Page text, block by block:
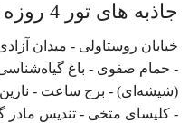
جاذبه های تور 4 روزه تفلیس | 18 شهریور 1404
خیابان روستاولی - میدان
- حمام صفوی - باغ
(شیشه‌ای) - برج ساعت - نارین
- کلیسای متخی - تندیس مادر